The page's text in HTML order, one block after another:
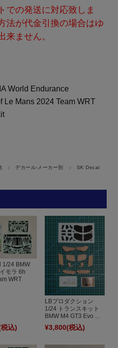
での発送に対応致しま
法が代金引換の場合はゆ
来ません。
World Endurance
Le Mans 2024 Team WRT
デカール-メーカー別 SK Decal
1/24 BMW
モラ 6h
WRT
込)
LBプロダクション
1/24 トランスキット
BMW M4 GT3 Evo ...
¥3,800(税込)